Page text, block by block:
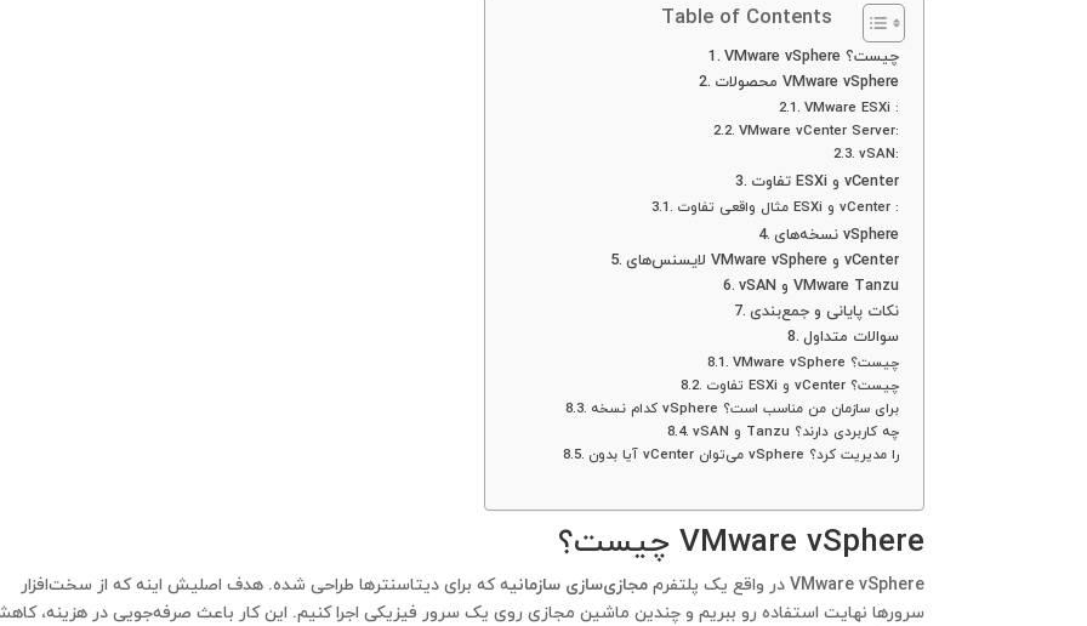
Table of Contents
VMware vSphere چیست؟
محصولات VMware vSphere
VMware ESXi :
VMware vCenter Server:
vSAN:
تفاوت ESXi و vCenter
مثال واقعی تفاوت ESXi و vCenter :
نسخه‌های vSphere
لایسنس‌های VMware vSphere و vCenter
vSAN و VMware Tanzu
نکات پایانی و جمع‌بندی
سوالات متداول
VMware vSphere چیست؟
تفاوت ESXi و vCenter چیست؟
کدام نسخه vSphere برای سازمان من مناسب است؟
vSAN و Tanzu چه کاربردی دارند؟
آیا بدون vCenter می‌توان vSphere را مدیریت کرد؟
VMware vSphere چیست؟
VMware vSphere در واقع یک پلتفرممجازی‌سازی سازمانیه که برای دیتاسنترها طراحی شده. هدف اصلیش اینه که از سخت‌افزار
سرورها نهایت استفاده رو ببریم و چندین ماشین مجازی روی یک سرور فیزیکی اجرا کنیم. این کار باعث صرفه‌جویی در هزینه،